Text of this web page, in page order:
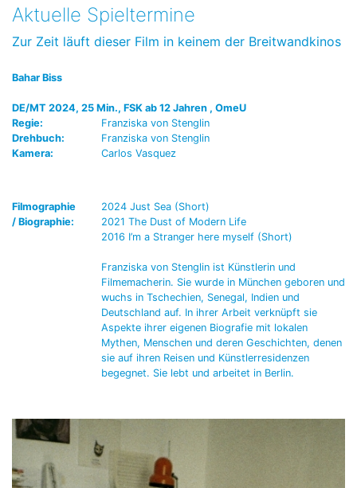
Aktuelle Spieltermine
Zur Zeit läuft dieser Film in keinem der Breitwandkinos
Bahar Biss
DE/MT 2024, 25 Min., FSK ab 12 Jahren , OmeU
Regie:
Franziska von Stenglin
Drehbuch:
Franziska von Stenglin
Kamera:
Carlos Vasquez
Filmographie
/ Biographie:
2024 Just Sea (Short)
2021 The Dust of Modern Life
2016 I’m a Stranger here myself (Short)
Franziska von Stenglin ist Künstlerin und
Filmemacherin. Sie wurde in München geboren und
wuchs in Tschechien, Senegal, Indien und
Deutschland auf. In ihrer Arbeit verknüpft sie
Aspekte ihrer eigenen Biografie mit lokalen
Mythen, Menschen und deren Geschichten, denen
sie auf ihren Reisen und Künstlerresidenzen
begegnet. Sie lebt und arbeitet in Berlin.